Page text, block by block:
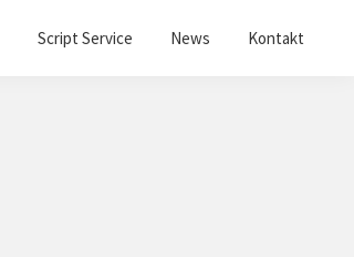
Script Service News Kontakt